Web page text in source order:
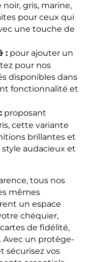
gris, marine,
pour ceux qui
une touche de
: pour ajouter un
pour nos
disponibles dans
fonctionnalité et
proposant
cette variante
brillantes et
audacieux et
tous nos
mêmes
un espace
chéquier,
de fidélité,
Avec un protège-
sécurisez vos